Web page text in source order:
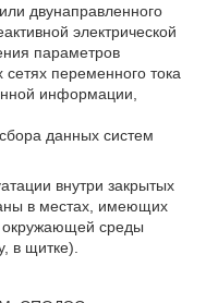
двунаправленного
электрической
параметров
сетях переменного тока
информации,
данных систем
внутри закрытых
в местах, имеющих
окружающей среды
в щитке).